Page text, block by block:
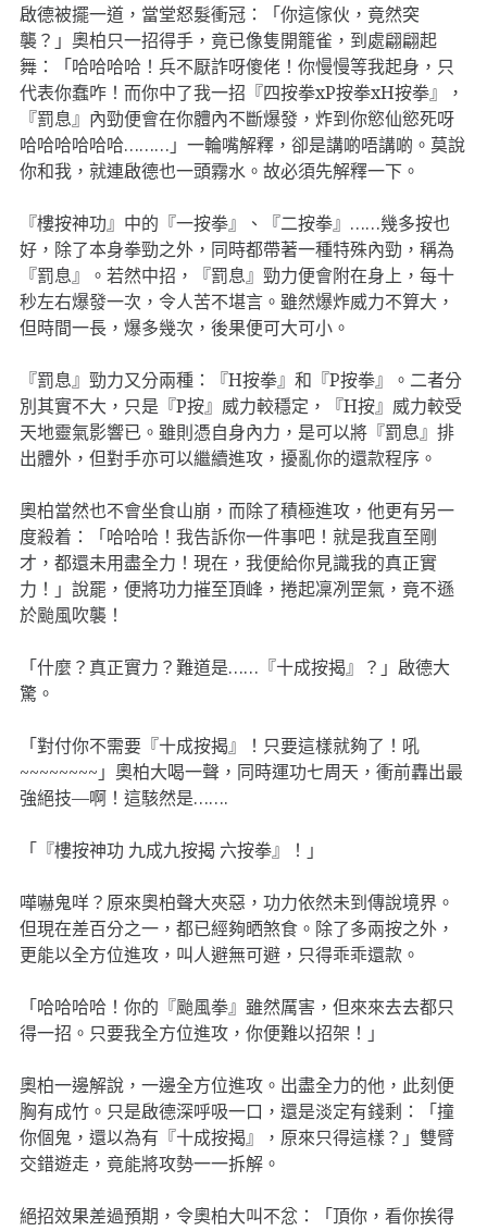
啟德被擺一道，當堂怒髮衝冠：「你這傢伙，竟然突
襲？」奧柏只一招得手，竟已像隻開籠雀，到處翩翩起
舞：「哈哈哈哈！兵不厭詐呀傻佬！你慢慢等我起身，只
代表你蠢咋！而你中了我一招『四按拳xP按拳xH按拳』，
『罰息』內勁便會在你體內不斷爆發，炸到你慾仙慾死呀
哈哈哈哈哈哈………」一輪嘴解釋，卻是講啲唔講啲。莫說
你和我，就連啟德也一頭霧水。故必須先解釋一下。
『樓按神功』中的『一按拳』、『二按拳』……幾多按也
好，除了本身拳勁之外，同時都帶著一種特殊內勁，稱為
『罰息』。若然中招，『罰息』勁力便會附在身上，每十
秒左右爆發一次，令人苦不堪言。雖然爆炸威力不算大，
但時間一長，爆多幾次，後果便可大可小。
『罰息』勁力又分兩種：『H按拳』和『P按拳』。二者分
別其實不大，只是『P按』威力較穩定，『H按』威力較受
天地靈氣影響已。雖則憑自身內力，是可以將『罰息』排
出體外，但對手亦可以繼續進攻，擾亂你的還款程序。
奧柏當然也不會坐食山崩，而除了積極進攻，他更有另一
度殺着：「哈哈哈！我告訴你一件事吧！就是我直至剛
才，都還未用盡全力！現在，我便給你見識我的真正實
力！」說罷，便將功力摧至頂峰，捲起凜冽罡氣，竟不遜
於颱風吹襲！
「什麼？真正實力？難道是……『十成按揭』？」啟德大
驚。
「對付你不需要『十成按揭』！只要這樣就夠了！吼
~~~~~~~~」奧柏大喝一聲，同時運功七周天，衝前轟出最
強絕技—啊！這駭然是…….
「『樓按神功 九成九按揭 六按拳』！」
嘩嚇鬼咩？原來奧柏聲大夾惡，功力依然未到傳說境界。
但現在差百分之一，都已經夠晒煞食。除了多兩按之外，
更能以全方位進攻，叫人避無可避，只得乖乖還款。
「哈哈哈哈！你的『颱風拳』雖然厲害，但來來去去都只
得一招。只要我全方位進攻，你便難以招架！」
奧柏一邊解說，一邊全方位進攻。出盡全力的他，此刻便
胸有成竹。只是啟德深呼吸一口，還是淡定有錢剩：「撞
你個鬼，還以為有『十成按揭』，原來只得這樣？」雙臂
交錯遊走，竟能將攻勢一一拆解。
絕招效果差過預期，令奧柏大叫不忿：「頂你，看你挨得